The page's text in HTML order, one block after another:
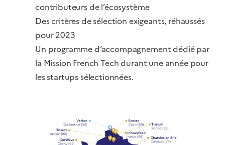
contributeurs de l’écosystème
Des critères de sélection exigeants, réhaussés
pour 2023
Un programme d’accompagnement dédié par
la Mission French Tech durant une année pour
les startups sélectionnées.